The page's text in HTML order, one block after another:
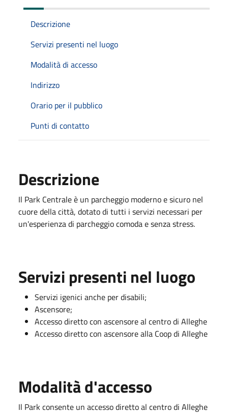
Descrizione
Servizi presenti nel luogo
Modalità di accesso
Indirizzo
Orario per il pubblico
Punti di contatto
Descrizione
Il Park Centrale è un parcheggio moderno e sicuro nel
cuore della città, dotato di tutti i servizi necessari per
un'esperienza di parcheggio comoda e senza stress.
Servizi presenti nel luogo
Servizi igenici anche per disabili;
Ascensore;
Accesso diretto con ascensore al centro di Alleghe
Accesso diretto con ascensore alla Coop di Alleghe
Modalità d'accesso
Il Park consente un accesso diretto al centro di Alleghe